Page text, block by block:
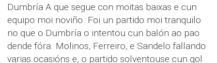
Dumbría A que segue con moitas baixas e cun
equipo moi noviño. Foi un partido moi tranquilo
no que o Dumbría o intentou cun balón ao pao
dende fóra. Molinos, Ferreiro, e Sandelo fallando
varias ocasións e, o partido solventouse cun gol